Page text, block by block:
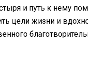
и путь к нему
цели жизни и